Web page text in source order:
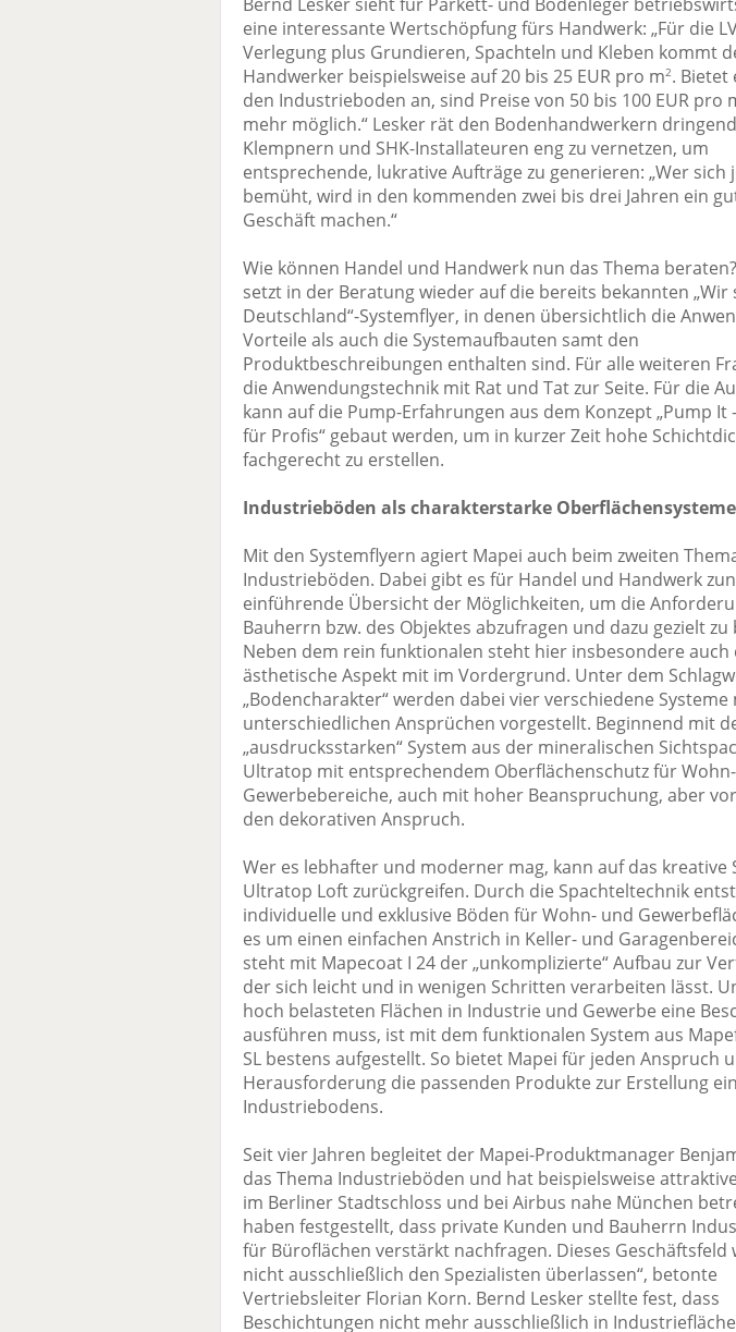
eine interessante Wertschöpfung fürs Handwerk: „Für die
Verlegung plus Grundieren, Spachteln und Kleben kommt
Handwerker beispielsweise auf 20 bis 25 EUR pro m2. Bietet
den Industrieboden an, sind Preise von 50 bis 100 EUR pro
mehr möglich.“ Lesker rät den Bodenhandwerkern
Klempnern und SHK-Installateuren eng zu vernetzen, um
entsprechende, lukrative Aufträge zu generieren: „Wer sich
bemüht, wird in den kommenden zwei bis drei Jahren ein
Geschäft machen.“
Wie können Handel und Handwerk nun das Thema
setzt in der Beratung wieder auf die bereits bekannten „Wir
Deutschland“-Systemflyer, in denen übersichtlich die
Vorteile als auch die Systemaufbauten samt den
Produktbeschreibungen enthalten sind. Für alle weiteren
die Anwendungstechnik mit Rat und Tat zur Seite. Für die
kann auf die Pump-Erfahrungen aus dem Konzept „Pump It
für Profis“ gebaut werden, um in kurzer Zeit hohe
fachgerecht zu erstellen.
Industrieböden als charakterstarke Oberflächensysteme
Mit den Systemflyern agiert Mapei auch beim zweiten
Industrieböden. Dabei gibt es für Handel und Handwerk
einführende Übersicht der Möglichkeiten, um die
Bauherrn bzw. des Objektes abzufragen und dazu gezielt zu
Neben dem rein funktionalen steht hier insbesondere auch
ästhetische Aspekt mit im Vordergrund. Unter dem
„Bodencharakter“ werden dabei vier verschiedene Systeme
unterschiedlichen Ansprüchen vorgestellt. Beginnend mit
„ausdrucksstarken“ System aus der mineralischen
Ultratop mit entsprechendem Oberflächenschutz für
Gewerbebereiche, auch mit hoher Beanspruchung, aber
den dekorativen Anspruch.
Wer es lebhafter und moderner mag, kann auf das kreative
Ultratop Loft zurückgreifen. Durch die Spachteltechnik
individuelle und exklusive Böden für Wohn- und
es um einen einfachen Anstrich in Keller- und
steht mit Mapecoat I 24 der „unkomplizierte“ Aufbau zur
der sich leicht und in wenigen Schritten verarbeiten lässt.
hoch belasteten Flächen in Industrie und Gewerbe eine
ausführen muss, ist mit dem funktionalen System aus
SL bestens aufgestellt. So bietet Mapei für jeden Anspruch
Herausforderung die passenden Produkte zur Erstellung
Industriebodens.
Seit vier Jahren begleitet der Mapei-Produktmanager
das Thema Industrieböden und hat beispielsweise
im Berliner Stadtschloss und bei Airbus nahe München
haben festgestellt, dass private Kunden und Bauherrn
für Büroflächen verstärkt nachfragen. Dieses Geschäftsfeld
nicht ausschließlich den Spezialisten überlassen“, betonte
Vertriebsleiter Florian Korn. Bernd Lesker stellte fest, dass
Beschichtungen nicht mehr ausschließlich in